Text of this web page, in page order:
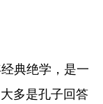
典绝学，是一
多是孔子回答